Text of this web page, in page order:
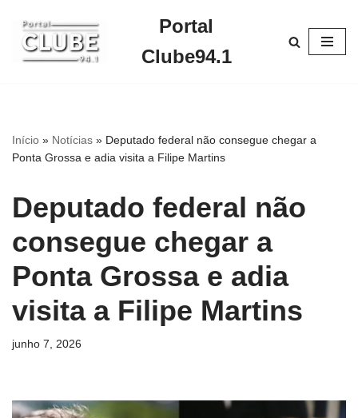
Pular
para
Portal
Clube94.1
Início » Notícias » Deputado federal não consegue chegar a
Ponta Grossa e adia visita a Filipe Martins
Deputado federal não
consegue chegar a
Ponta Grossa e adia
visita a Filipe Martins
junho 7, 2026